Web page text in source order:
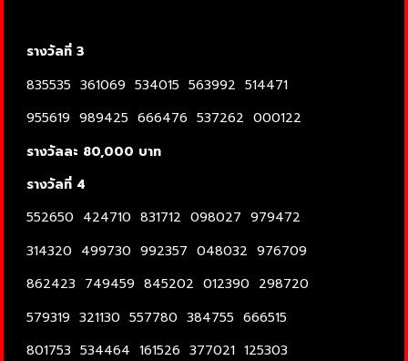
รางวัลที่ 3
835535 361069 534015 563992 514471
955619 989425 666476 537262 000122
รางวัลละ 80,000 บาท
รางวัลที่ 4
552650 424710 831712 098027 979472
314320 499730 992357 048032 976709
862423 749459 845202 012390 298720
579319 321130 557780 384755 666515
801753 534464 161526 377021 125303